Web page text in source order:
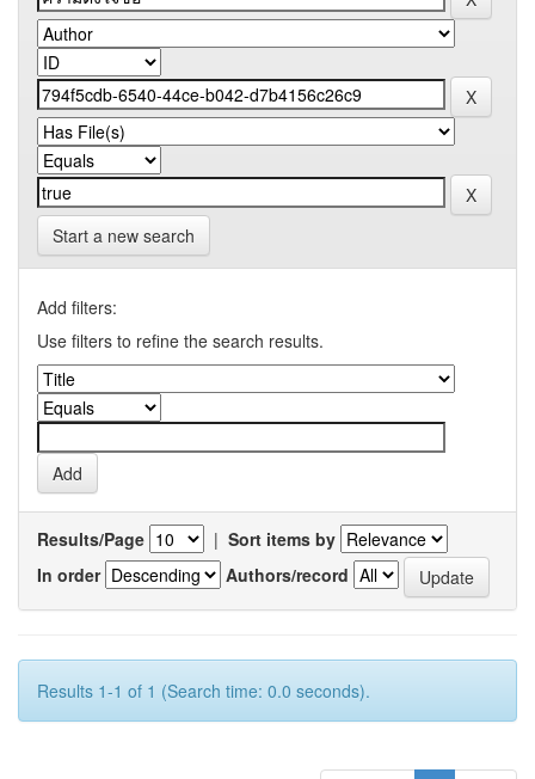
Start a new search
Add filters:
Use filters to refine the search results.
Results/Page | Sort items by
In order
Authors/record
Results 1-1 of 1 (Search time: 0.0 seconds).